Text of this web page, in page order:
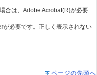
合は、Adobe Acrobat(R)が必要
が必要です。正しく表示されない
ページの先頭へ